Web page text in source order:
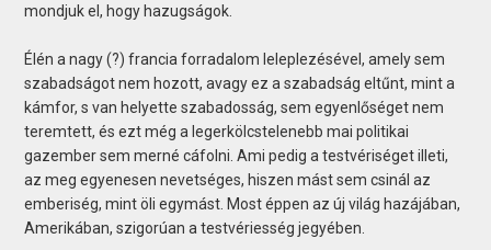
mondjuk el, hogy hazugságok.
Élén a nagy (?) francia forradalom leleplezésével, amely sem
szabadságot nem hozott, avagy ez a szabadság eltűnt, mint a
kámfor, s van helyette szabadosság, sem egyenlőséget nem
teremtett, és ezt még a legerkölcstelenebb mai politikai
gazember sem merné cáfolni. Ami pedig a testvériséget illeti,
az meg egyenesen nevetséges, hiszen mást sem csinál az
emberiség, mint öli egymást. Most éppen az új világ hazájában,
Amerikában, szigorúan a testvériesség jegyében.